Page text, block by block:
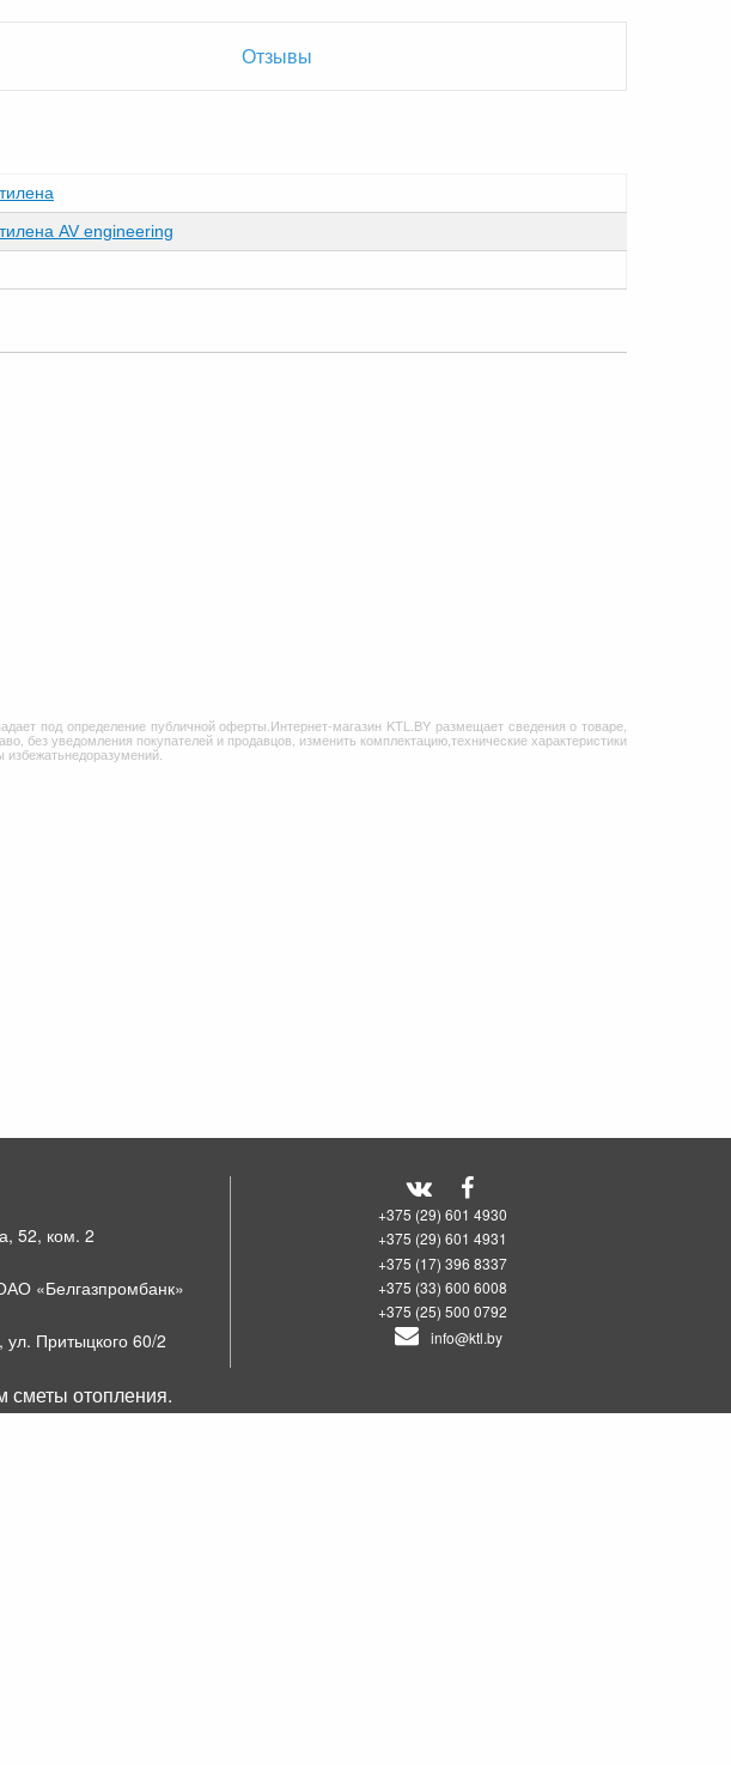
Отзывы
AV engineering
под определение публичной оферты.Интернет-магазин KTL.BY размещает сведения о товаре,
без уведомления покупателей и продавцов, изменить комплектацию,технические характеристики
52, ком. 2
«Белгазпромбанк»
ул. Притыцкого 60/2
13:00
+375 (29) 601 4930
+375 (29) 601 4931
+375 (17) 396 8337
+375 (33) 600 6008
+375 (25) 500 0792
info@ktl.by
сметы отопления.